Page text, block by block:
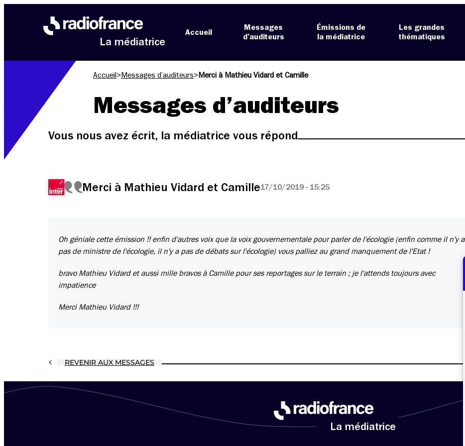
La médiatrice
Accueil
Messages
d’auditeurs
Émissions de
la médiatrice
Les grandes
thématiques
Accueil > Messages d’auditeurs> Merci à Mathieu Vidard et Camille
Messages d’auditeurs
Vous nous avez écrit, la médiatrice vous répond
Merci à Mathieu Vidard et Camille17/10/2019 - 15:25
Oh géniale cette émission !! enfin d'autres voix que la voix gouvernementale pour parler de l'écologie (enfin comme il n'y a
pas de ministre de l'écologie, il n'y a pas de débats sur l'écologie) vous palliez au grand manquement de l'Etat !
bravo Mathieu Vidard et aussi mille bravos à Camille pour ses reportages sur le terrain ; je l'attends toujours avec
impatience
Merci Mathieu Vidard !!!
REVENIR AUX MESSAGES
La médiatrice